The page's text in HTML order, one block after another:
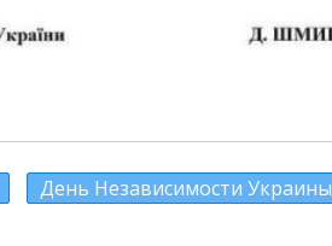
День Независимости Украины